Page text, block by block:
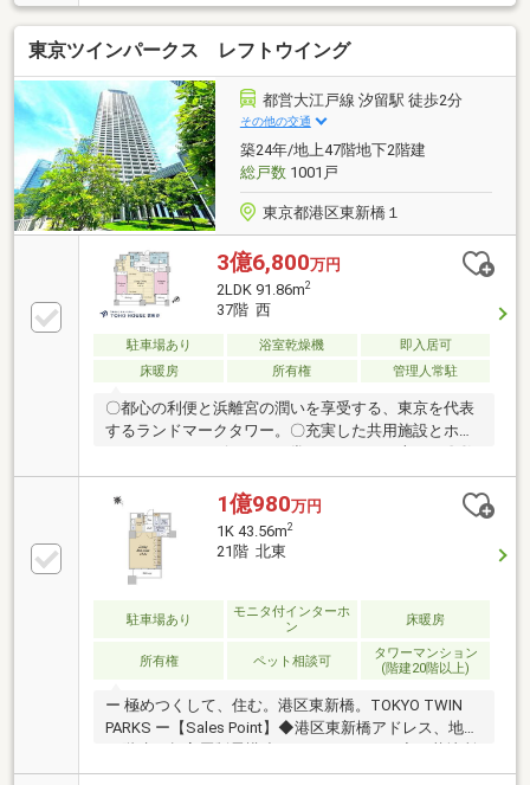
できるバランスの良い間取り各室整形で使い勝手の良
いレイアウトリビングダイニング部分に床暖房ありラ
ウンジやジム、パーティールーム等充実の共用施設
◎2026年4月リフォーム済み◎・キッチン交換 ・ユ
ニットバス交換 ・トイレ交換・フローリング貼
替 ・洗面化粧台交換 ・建具交換・エアコン交換
（LD・主寝室・洋室） ・クロス貼替 等
東京ツインパークス レフトウイング
都営大江戸線 汐留駅 徒歩2分
その他の交通
築24年/地上47階地下2階建
総戸数1001戸
東京都港区東新橋１
3億6,800万円
2LDK 91.86m2
37階 西
駐車場あり 浴室乾燥機
即入居可
床暖房
所有権 管理人常駐
〇都心の利便と浜離宮の潤いを享受する、東京を代表
するランドマークタワー。〇充実した共用施設とホテ
地面積１５，５００㎡超、総戸数１００１戸のタワー
レジデンス物件の詳細について、ご見学希望のお客様
は下記番号までお気軽にご連絡下さい。お問い合わせ
専用フリーダイヤル 【0120-104-259】
1億980万円
1K 43.56m2
21階 北東
駐車場あり
モニタ付インターホ
ン
床暖房
所有権 ペット相談可
タワーマンション
(階建20階以上)
ー 極めつくして、住む。港区東新橋。TOKYO TWIN
PARKS ー【Sales Point】◆港区東新橋アドレス、地上
×三井不動産×住友不動産×東京建物 他4社による合同プ